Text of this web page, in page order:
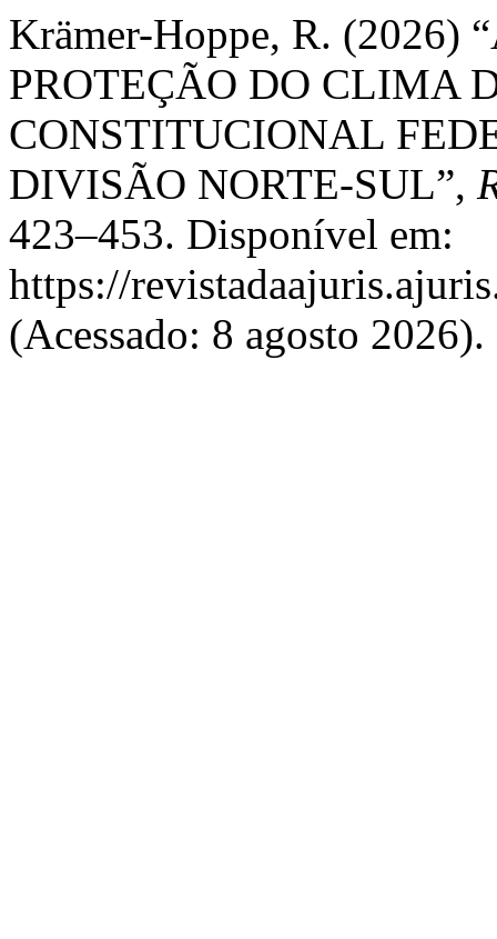
Krämer-Hoppe, R. (2026)
PROTEÇÃO DO CLIMA
CONSTITUCIONAL
DIVISÃO NORTE-SUL”,
423–453. Disponível em:
https://
(Acessado: 8 agosto 2026).